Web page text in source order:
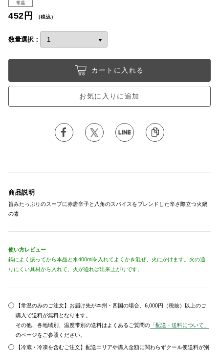
常温
452円 （税込）
数量選択：
カートに入れる
お気に入りに追加
商品説明
旨みたっぷりのスープに赤唐辛子と八角のスパイスをブレンドした辛さ際立つ火鍋
の素
使い方レビュー
鍋によく振ってから本品と水400mlを入れてよくかき混ぜ、火にかけます。火の通
りにくい具材から入れて、火が通れば出来上がりです。
【常温のみのご注文】お届け先が本州・四国の場合、6,000円（税抜）以上のご
購入で送料が無料となります。
その他、各地域別、温度帯別の送料はよくあるご質問の 「配送・送料について」
のページをご参照ください。
【冷蔵・冷凍を含むご注文】配送エリアや購入金額に関わらずクール便送料が別